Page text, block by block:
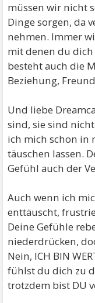
müssen wir nicht
Dinge sorgen, da
nehmen. Immer
mit denen du
besteht auch die
Beziehung,
Und liebe
sind, sie sind
ich mich schon in
täuschen lassen.
Gefühl auch der
Auch wenn ich
enttäuscht,
Deine Gefühle
niederdrücken,
Nein, ICH BIN
fühlst du dich zu
trotzdem bist DU